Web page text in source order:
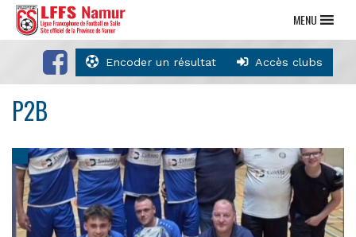
Encoder un résultat Accès clubs
MENU
P2B